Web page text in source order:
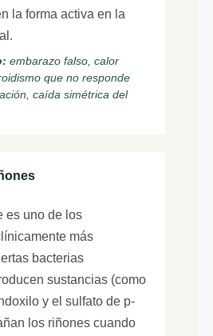
la forma activa en la
embarazo falso, calor
que no responde
caída simétrica del
es uno de los
más
bacterias
sustancias (como
y el sulfato de p-
los riñones cuando